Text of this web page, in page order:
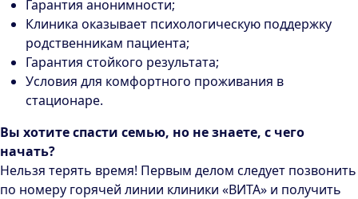
Гарантия анонимности;
Клиника оказывает психологическую поддержку
родственникам пациента;
Гарантия стойкого результата;
Условия для комфортного проживания в
стационаре.
Вы хотите спасти семью, но не знаете, с чего
начать?
Нельзя терять время! Первым делом следует позвонить
по номеру горячей линии клиники «ВИТА» и получить